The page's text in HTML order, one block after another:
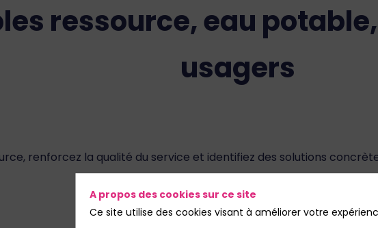
ressource, eau
usagers
renforcez la qualité du service et identifiez des solutions
A propos des cookies sur ce site
Ce site utilise des cookies visant à améliorer votre